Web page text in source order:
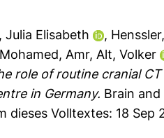
Julia Elisabeth ,
Mohamed, Amr, Alt, Volker
role of routine cranial
in Germany. Brain and
dieses Volltextes: 18 Sep